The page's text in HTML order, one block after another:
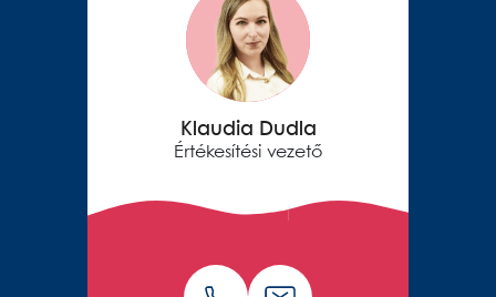
Klaudia Dudla
Értékesítési vezető